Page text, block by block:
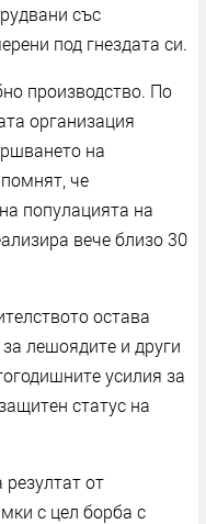
със
под гнездата си.
производство. По
организация
на
че
популацията на
вече близо 30
остава
лешоядите и други
усилия за
статус на
от
с цел борба с